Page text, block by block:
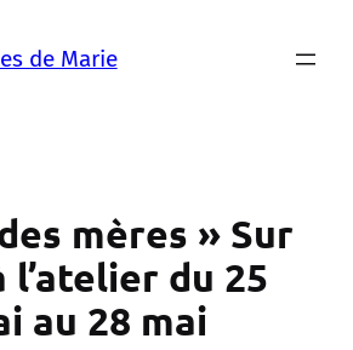
de Marie
mères » Sur
l’atelier du 25
au 28 mai